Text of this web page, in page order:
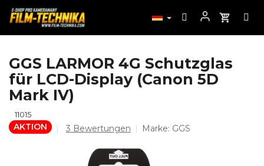
Inhalt
springen
GGS LARMOR 4G Schutzglas
für LCD-Display (Canon 5D
Mark IV)
11015
AKTION
Die
Produktbewertung
3 Bewertungen Marke: GGS